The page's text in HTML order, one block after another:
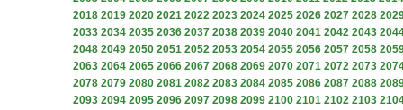
2018 2019 2020 2021 2022 2023 2024 2025 2026 2027 2028
2033 2034 2035 2036 2037 2038 2039 2040 2041 2042 2043
2048 2049 2050 2051 2052 2053 2054 2055 2056 2057 2058
2063 2064 2065 2066 2067 2068 2069 2070 2071 2072 2073
2078 2079 2080 2081 2082 2083 2084 2085 2086 2087 2088
2093 2094 2095 2096 2097 2098 2099 2100 2101 2102 2103